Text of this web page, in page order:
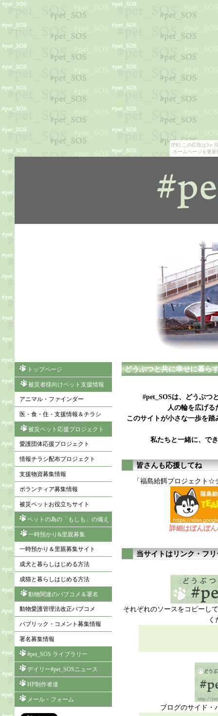
[PR] この広告は3ヶ
ホームページを更
どうぶつと共に幸せに暮ら
#pet_SOSは、どうぶつ
人の輪を広げ
このサイトが小さな一歩を
私たちと一緒に、で
皆さんも応援してね
「福島給餌プロジェクト
詳細はぼんぼ
当サイトはリンク・フ
それぞれのソースをコピーし
く
ブログのサイド・
トップページ
被災者様向けペット支援情報
アニマル・ファインダー
医・食・住・支援情報＆チラシ
被災ペット応援プロジェクト
愛護団体応援プロジェクト
情報チラシ配布プロジェクト
支援物資募集情報
ボランティア募集情報
被災ペットお役立ちサイト
ペットの為の「もしも」の備え
一時預かり&里親募集
一時預かり＆里親募集サイト
成犬と暮らしはじめる方法
成猫と暮らしはじめる方法
動物関連のパブコメ＆署名
動物愛護管理法改正パブコメ
パブリック・コメント募集情報
署名募集情報
#pet_SOS ライブラリー
デイリー#pet_SOSニュース
HP制作者達
メール・フォーム